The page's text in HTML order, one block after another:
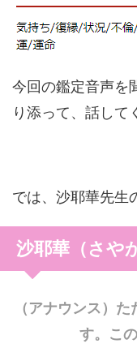
今回の鑑定音声を
り添って、話して
では、沙耶華先生
沙耶華（さや
（アナウンス）
す。こ